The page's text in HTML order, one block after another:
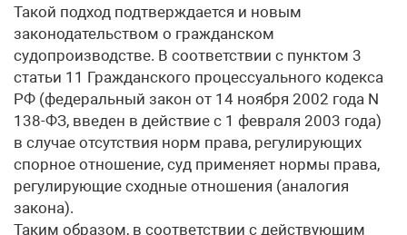
Такой подход подтверждается и новым
законодательством о гражданском
судопроизводстве. В соответствии с пунктом 3
статьи 11 Гражданского процессуального кодекса
РФ (федеральный закон от 14 ноября 2002 года N
138-ФЗ, введен в действие с 1 февраля 2003 года)
в случае отсутствия норм права, регулирующих
спорное отношение, суд применяет нормы права,
регулирующие сходные отношения (аналогия
закона).
Таким образом, в соответствии с действующим